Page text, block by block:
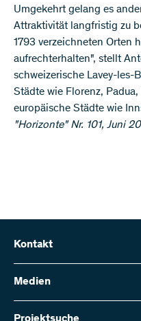
Umgekehrt gelang es
Attraktivität langfristig zu
1793 verzeichneten Orten
aufrechterhalten", stellt
schweizerische Lavey-les-
Städte wie Florenz,
europäische Städte wie
"Horizonte" Nr. 101, Juni
Kontakt
Schweizerischer Nationalfonds
Wildhainweg 3
Medien
Medienauskünfte
Jahresbericht